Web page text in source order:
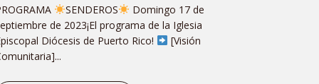
SENDEROS
Domingo 17 de
de 2023¡El programa de la Iglesia
Diócesis de Puerto Rico!
[Visión